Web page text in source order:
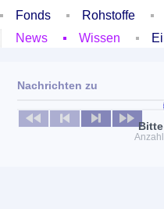
Fonds
Rohstoffe
News
Wissen
Nachrichten zu
Keine News verfügbar